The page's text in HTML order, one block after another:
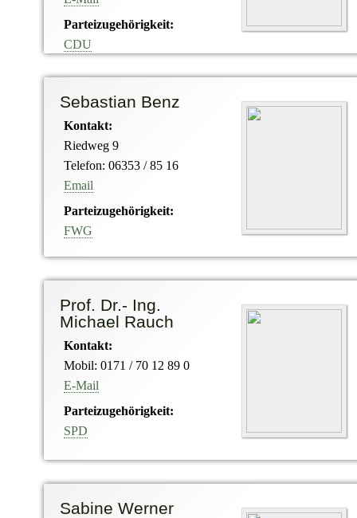
Parteizugehörigkeit:
CDU
Sebastian Benz
Kontakt:
Riedweg 9
Telefon: 06353 / 85 16
Email
Parteizugehörigkeit:
FWG
Prof. Dr.- Ing.
Michael Rauch
Kontakt:
Mobil: 0171 / 70 12 89 0
E-Mail
Parteizugehörigkeit:
SPD
Sabine Werner